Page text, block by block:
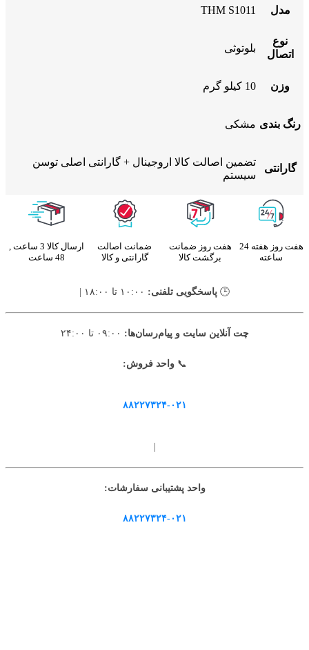
مدل THM S1011
نوع
اتصال
بلوتوثی
وزن 10 کیلو گرم
رنگ بندی مشکی
گارانتی
تضمین اصالت کالا اروجینال + گارانتی اصلی توسن
سیستم
هفت روز هفته 24
ساعته
هفت روز ضمانت
برگشت کالا
ضمانت اصالت
گارانتی و کالا
ارسال کالا 3 ساعت ,
48 ساعت
🕒 پاسخگویی تلفنی:
چت آنلاین سایت و پیام‌رسان‌ها:
📞واحد فروش:
۸۸۲۲۷۳۲۴-۰۲۱
واحد پشتیبانی سفارشات:
۸۸۲۲۷۳۲۴-۰۲۱